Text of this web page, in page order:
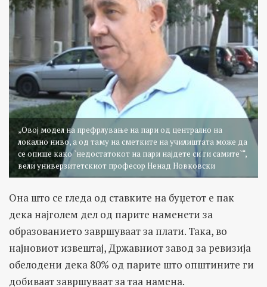
„Овој модел на префрлување на пари од централно на
локално ниво, а од таму на сметките на училиштата може да
се опише како `недостатокот на пари најдете си ги самите`“,
вели универзитетскиот професор Ненад Новковски
Она што се гледа од ставките на буџетот е пак
дека најголем дел од парите наменети за
образованието завршуваат за плати. Така, во
најновиот извештај, Државниот завод за ревизија
обелодени дека 80% од парите што општините ги
добиваат завршуваат за таа намена.